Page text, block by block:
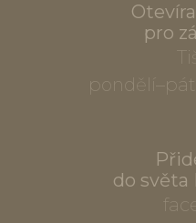
pro
do světa